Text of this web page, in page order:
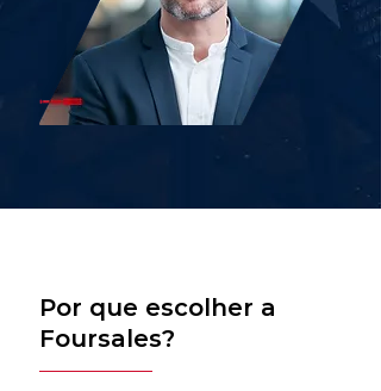
Por que escolher a
Foursales?